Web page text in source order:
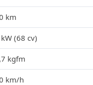
km
(68 cv)
kgfm
km/h